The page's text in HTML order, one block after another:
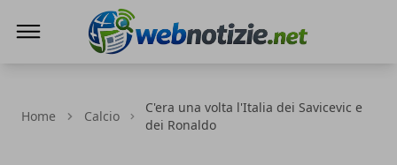
Home Calcio
C'era una volta l'Italia dei Savicevic e
dei Ronaldo